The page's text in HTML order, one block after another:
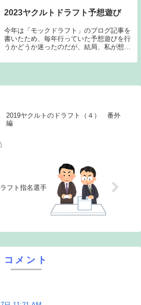
2023ヤクルトドラフト予想遊び
今年は「モックドラフト」のブログ記事を
書いたため、毎年行っていた予想遊びを行
うかどうか迷ったのだが、結局、私が想定
形のドラフトが展開されることが確実とな
2019ヤクルトのドラフト（４） 番外
編
フト指名選手
コメント